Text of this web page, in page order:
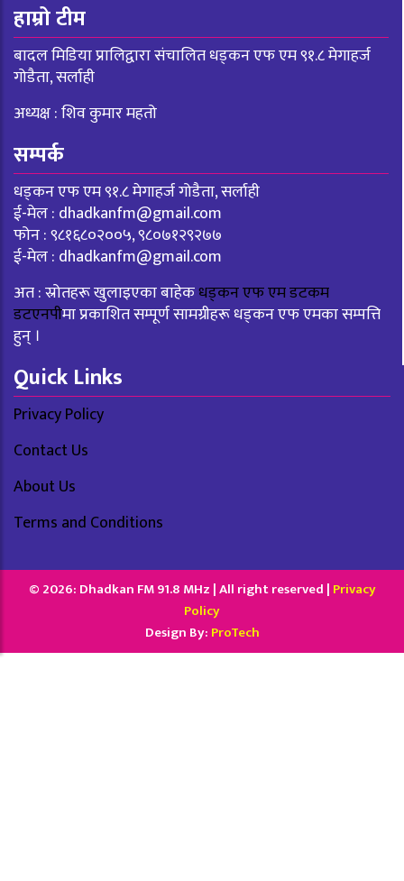
हाम्रो टीम
बादल मिडिया प्रालिद्वारा संचालित धड्कन एफ एम ९१.८ मेगाहर्ज
गोडैता, सर्लाही
अध्यक्ष : शिव कुमार महतो
सम्पर्क
धड्कन एफ एम ९१.८ मेगाहर्ज गोडैता, सर्लाही
ई-मेल : dhadkanfm@gmail.com
फोन : ९८१६८०२००५, ९८०७१२९२७७
ई-मेल : dhadkanfm@gmail.com
अत : स्रोतहरू खुलाइएका बाहेकधड्कन एफ एम डटकम
डटएनपीमा प्रकाशित सम्पूर्ण सामग्रीहरू धड्कन एफ एमका सम्पत्ति
हुन् ।
Quick Links
Privacy Policy
Contact Us
About Us
Terms and Conditions
© 2026: Dhadkan FM 91.8 MHz | All right reserved | Privacy
Policy
Design By: ProTech